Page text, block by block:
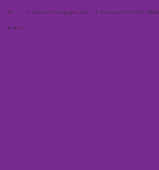
Av. Lúcio Martins Rodrigues, 443 | University City | CEP
Brazil